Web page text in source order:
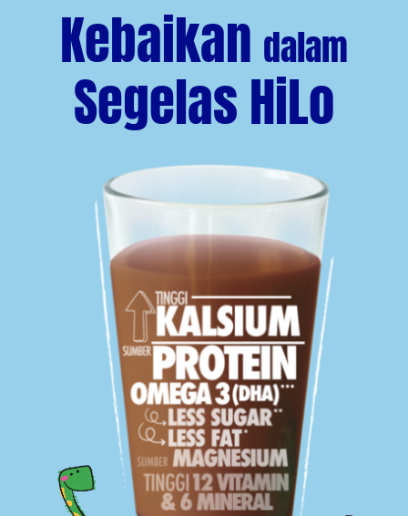
Kebaikan dalam
Segelas HiLo